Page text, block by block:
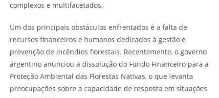
complexos e multifacetados.
Um dos principais obstáculos enfrentados é a falta de
recursos financeiros e humanos dedicados à gestão e
prevenção de incêndios florestais. Recentemente, o governo
argentino anunciou a dissolução do Fundo Financeiro para a
Proteção Ambiental das Florestas Nativas, o que levanta
preocupações sobre a capacidade de resposta em situações